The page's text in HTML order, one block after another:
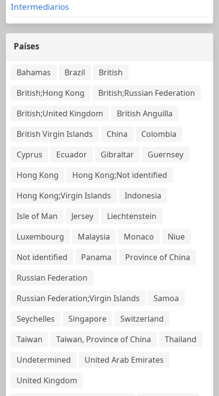
Intermediarios
Países
Bahamas Brazil
British
British;Hong Kong
British;Russian Federation
British;United Kingdom
British Anguilla
British Virgin Islands
China
Colombia
Cyprus
Ecuador Gibraltar
Guernsey
Hong Kong
Hong Kong;Not identified
Hong Kong;Virgin Islands
Indonesia
Isle of Man
Jersey
Liechtenstein
Luxembourg
Malaysia Monaco
Niue
Not identified
Panama
Province of China
Russian Federation
Russian Federation;Virgin Islands
Samoa
Seychelles
Singapore
Switzerland
Taiwan
Taiwan, Province of China
Thailand
Undetermined
United Arab Emirates
United Kingdom